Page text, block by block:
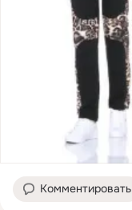
Комментировать